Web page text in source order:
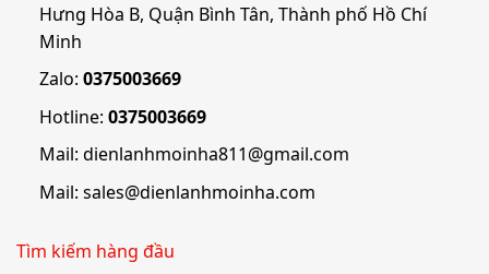
Hưng Hòa B, Quận Bình Tân, Thành phố Hồ Chí
Minh
Zalo: 0375003669
Hotline: 0375003669
Mail: dienlanhmoinha811@gmail.com
Mail: sales@dienlanhmoinha.com
Tìm kiếm hàng đầu